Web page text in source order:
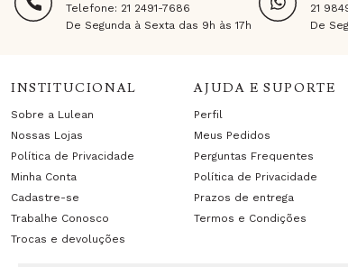
Telefone: 21 2491-7686
De Segunda à Sexta das 9h às 17h
21
De
INSTITUCIONAL
Sobre a Lulean
Nossas Lojas
Política de Privacidade
Minha Conta
Cadastre-se
Trabalhe Conosco
Trocas e devoluções
AJUDA E SUPORTE
Perfil
Meus Pedidos
Perguntas Frequentes
Política de Privacidade
Prazos de entrega
Termos e Condições